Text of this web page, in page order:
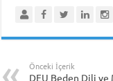
Önceki İçerik
DEU Beden Dili ve